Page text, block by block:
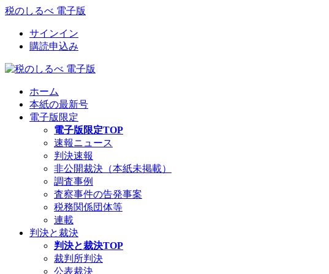
税のしるべ 電子版
サインイン
購読申込み
ホーム
本紙の最新号
電子版限定
電子版限定TOP
速報ニュース
判決速報
非公開裁決（本紙未掲載）
調査事例
査察事件の告発事案
税務関係団体等
連載
判決と裁決
判決と裁決TOP
裁判所判決
公表裁決